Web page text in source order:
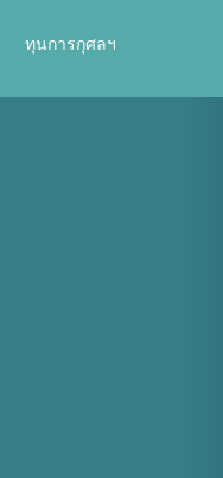
ทุนการกุศลฯ